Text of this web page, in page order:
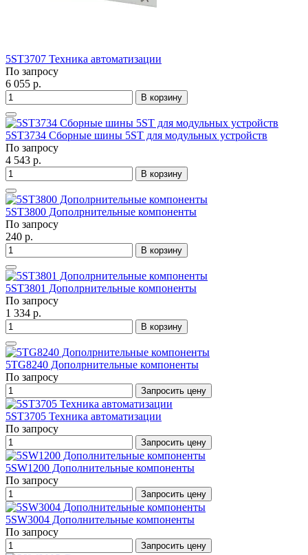
5ST3707 Техника автоматизации
По запросу
6 055 р.
В корзину
5ST3734 Сборные шины 5ST для модульных устройств
По запросу
4 543 р.
В корзину
5ST3800 Дополрнительные компоненты
По запросу
240 р.
В корзину
5ST3801 Дополрнительные компоненты
По запросу
1 334 р.
В корзину
5TG8240 Дополрнительные компоненты
По запросу
Запросить цену
5ST3705 Техника автоматизации
По запросу
Запросить цену
5SW1200 Дополнительные компоненты
По запросу
Запросить цену
5SW3004 Дополнительные компоненты
По запросу
Запросить цену